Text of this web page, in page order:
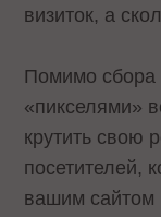
визиток, а
Помимо сбора
«пикселями»
крутить свою
посетителей,
вашим сайтом